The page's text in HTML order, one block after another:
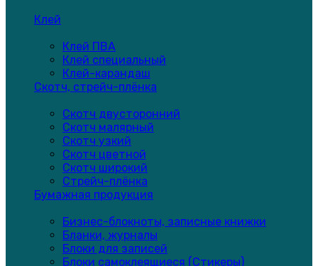
Клей
Клей ПВА
Клей специальный
Клей-карандаш
Скотч, стрейч-плёнка
Скотч двусторонний
Скотч малярный
Скотч узкий
Скотч цветной
Скотч широкий
Стрейч-плёнка
Бумажная продукция
Бизнес-блокноты, записные книжки
Бланки, журналы
Блоки для записей
Блоки самоклеящиеся (Стикеры)